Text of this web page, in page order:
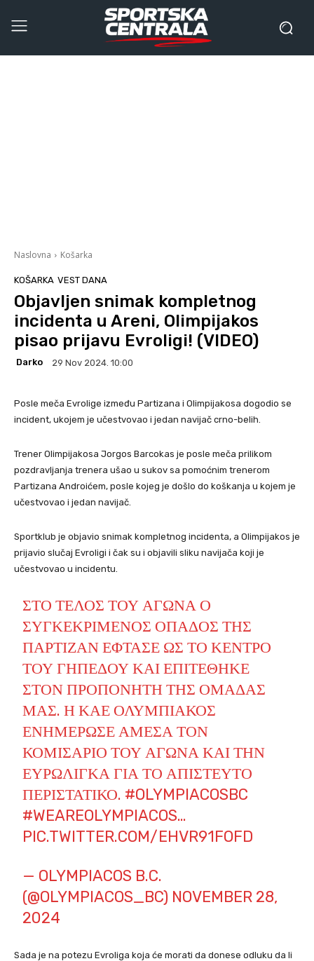
Naslovna Košarka
KOŠARKA VEST DANA
Objavljen snimak kompletnog
incidenta u Areni, Olimpijakos
pisao prijavu Evroligi! (VIDEO)
Darko 29 Nov 2024. 10:00
Posle meča Evrolige između Partizana i Olimpijakosa dogodio se
incident, ukojem je učestvovao i jedan navijač crno-belih.
Trener Olimpijakosa Jorgos Barcokas je posle meča prilikom
pozdravljanja trenera ušao u sukov sa pomoćnim trenerom
Partizana Androićem, posle kojeg je došlo do koškanja u kojem je
učestvovao i jedan navijač.
Sportklub je objavio snimak kompletnog incidenta, a Olimpijakos je
prijavio slučaj Evroligi i čak su i objavili sliku navijača koji je
učestvovao u incidentu.
ΣΤΟ ΤΈΛΟΣ ΤΟΥ ΑΓΏΝΑ Ο
ΣΥΓΚΕΚΡΙΜΈΝΟΣ ΟΠΑΔΌΣ ΤΗΣ
ΠΑΡΤΙΖΆΝ ΈΦΤΑΣΕ ΩΣ ΤΟ ΚΈΝΤΡΟ
ΤΟΥ ΓΗΠΈΔΟΥ ΚΑΙ ΕΠΙΤΈΘΗΚΕ
ΣΤΟΝ ΠΡΟΠΟΝΗΤΉ ΤΗΣ ΟΜΆΔΑΣ
ΜΑΣ. Η ΚΑΕ ΟΛΥΜΠΙΑΚΟΣ
ΕΝΗΜΈΡΩΣΕ ΆΜΕΣΑ ΤΟΝ
ΚΟΜΙΣΆΡΙΟ ΤΟΥ ΑΓΏΝΑ ΚΑΙ ΤΗΝ
ΕΥΡΩΛΊΓΚΑ ΓΙΑ ΤΟ ΑΠΊΣΤΕΥΤΟ
ΠΕΡΙΣΤΑΤΙΚΌ. #OLYMPIACOSBC
#WEAREOLYMPIACOS…
PIC.TWITTER.COM/EHVR91FOFD
— OLYMPIACOS B.C.
(@OLYMPIACOS_BC) NOVEMBER 28,
2024
Sada je na potezu Evroliga koja će morati da donese odluku da li